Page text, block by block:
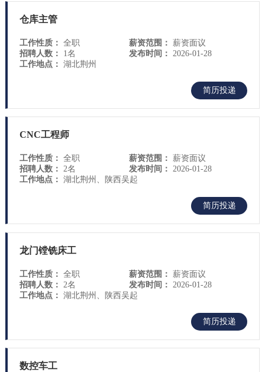
仓库主管
工作性质： 全职 薪资范围：
薪资面议
招聘人数：
1名 发布时间：
2026-01-28
工作地点： 湖北荆州
简历投递
CNC工程师
工作性质： 全职 薪资范围： 薪资面议
招聘人数： 2名 发布时间： 2026-01-28
工作地点： 湖北荆州、陕西吴起
简历投递
龙门镗铣床工
工作性质： 全职 薪资范围：
薪资面议
招聘人数：
2名 发布时间：
2026-01-28
工作地点： 湖北荆州、陕西吴起
简历投递
数控车工